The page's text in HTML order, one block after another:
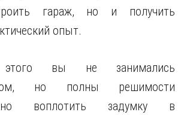
гараж, но и получить
опыт.
вы не занимались
но полны решимости
воплотить задумку в